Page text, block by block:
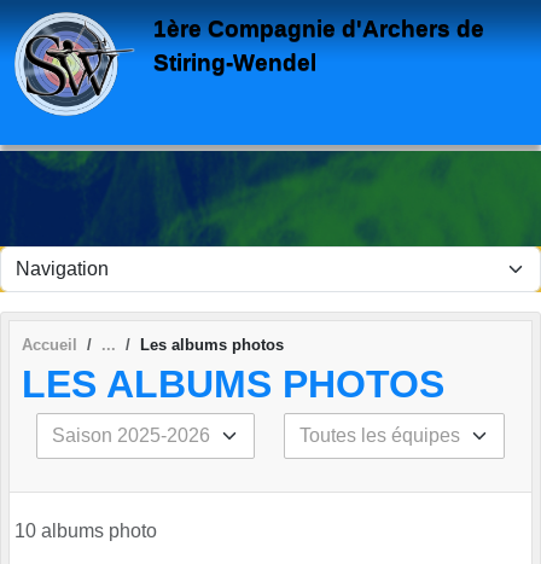
1ère Compagnie d'Archers de
Stiring-Wendel
Accueil Les albums photos
LES ALBUMS PHOTOS
10 albums photo
Panneau de gestion des cookies